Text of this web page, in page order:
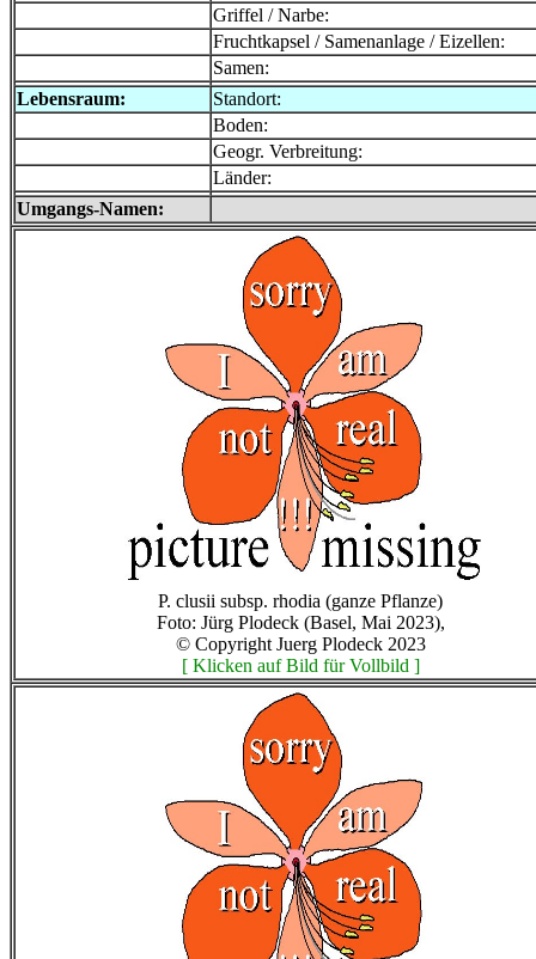
Griffel / Narbe:
Fruchtkapsel / Samenanlage / Eizellen:
Samen:
Lebensraum:
Standort:
Boden:
Geogr. Verbreitung:
Länder:
Umgangs-Namen:
P. clusii subsp. rhodia (ganze Pflanze)
Foto: Jürg Plodeck (Basel, Mai 2023),
© Copyright Juerg Plodeck 2023
[ Klicken auf Bild für Vollbild ]